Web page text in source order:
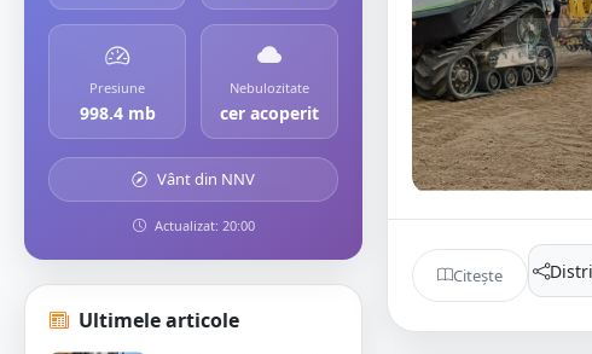
Presiune
998.4 mb
Nebulozitate
cer acoperit
Vânt din NNV
Actualizat: 20:00
Ultimele articole
Citește